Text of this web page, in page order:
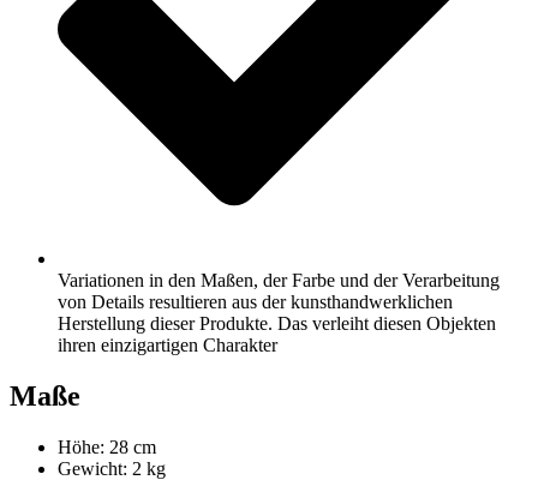
Variationen in den Maßen, der Farbe und der Verarbeitung
von Details resultieren aus der kunsthandwerklichen
Herstellung dieser Produkte. Das verleiht diesen Objekten
ihren einzigartigen Charakter
Maße
Höhe: 28 cm
Gewicht: 2 kg